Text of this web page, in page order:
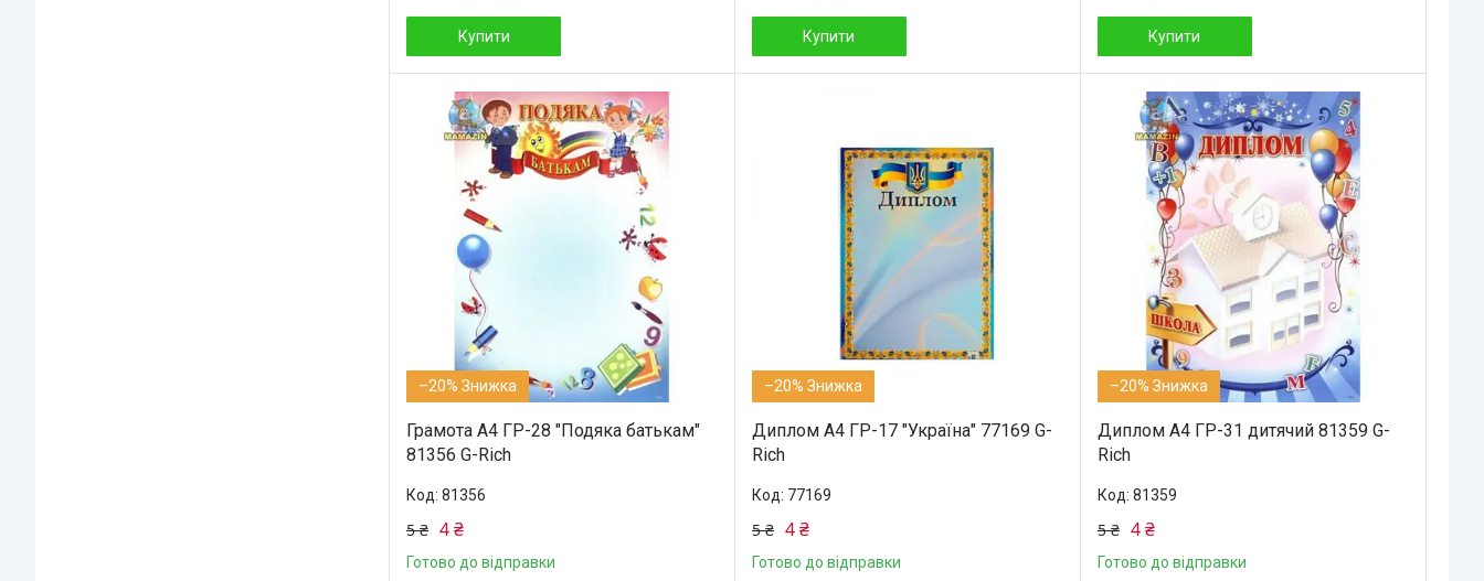
Купити Купити Купити
–20%
Грамота А4 ГР-28 "Подяка батькам"
81356 G-Rich
81356
5 ₴ 4 ₴
Готово до відправки
–20%
Диплом А4 ГР-17 "Україна" 77169 G-
Rich
77169
5 ₴ 4 ₴
Готово до відправки
–20%
Диплом А4 ГР-31 дитячий 81359 G-
Rich
81359
5 ₴ 4 ₴
Готово до відправки